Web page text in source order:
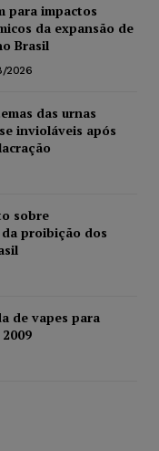
para impactos
da expansão de
Brasil
2026
das urnas
invioláveis após
sobre
proibição dos
de vapes para